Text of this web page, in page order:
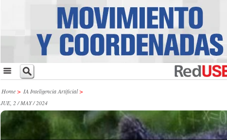
Home> IA Inteligencia Artificial>
JUE, 2 / MAY / 2024